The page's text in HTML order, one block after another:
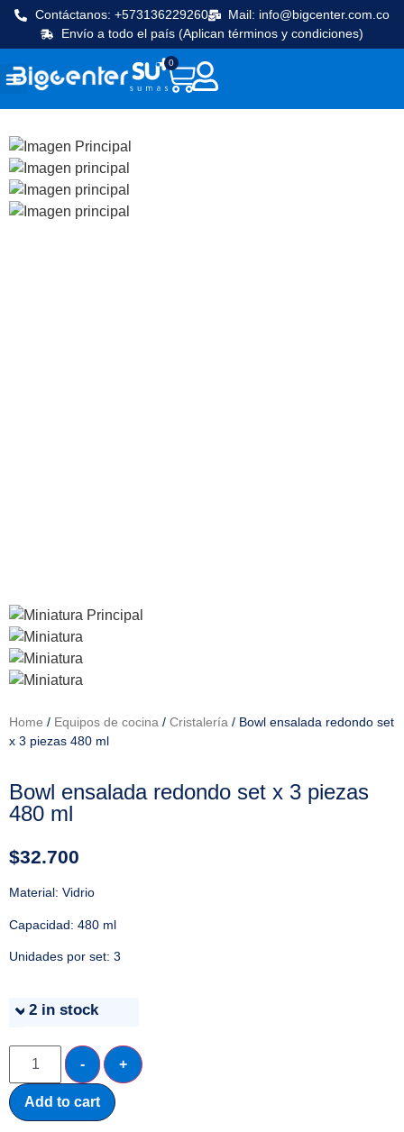
Contáctanos: +573136229260
Mail: info@bigcenter.com.co
Envío a todo el país (Aplican términos y condiciones)
0
Home / Equipos de cocina / Cristalería / Bowl ensalada redondo set
x 3 piezas 480 ml
Bowl ensalada redondo set x 3 piezas
480 ml
$32.700
Material: Vidrio
Capacidad: 480 ml
Unidades por set: 3
2 in stock
- +
Add to cart